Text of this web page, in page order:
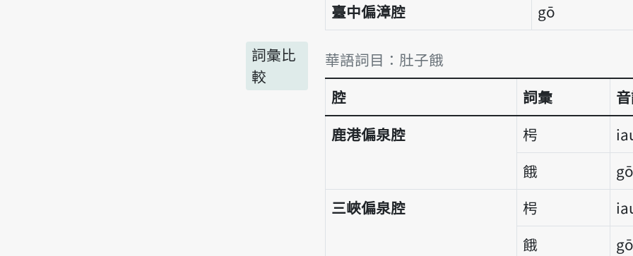
臺中偏漳腔
gō
詞彙比
較
詞彙比較表
華語詞目：肚子餓
腔
詞彙
鹿港偏泉腔
枵
餓
三峽偏泉腔
枵
餓
gō